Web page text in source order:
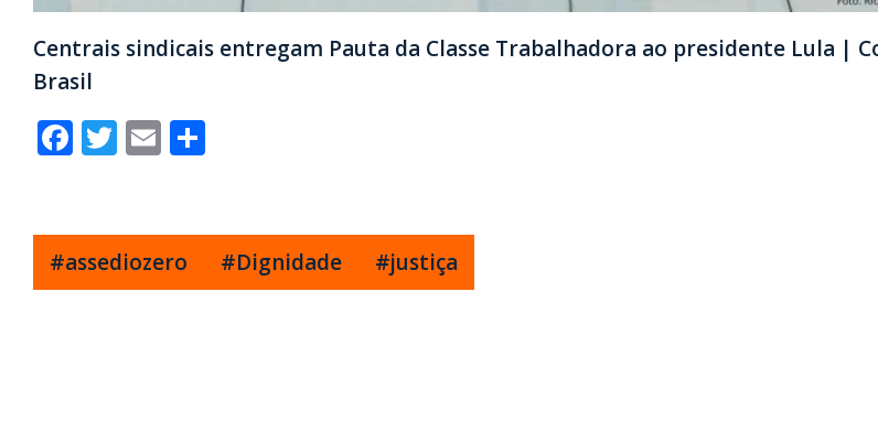
Centrais sindicais entregam Pauta da Classe Trabalhadora ao presidente Lula |
Brasil
Facebook
Twitter
Email
#assediozero #Dignidade #justiça